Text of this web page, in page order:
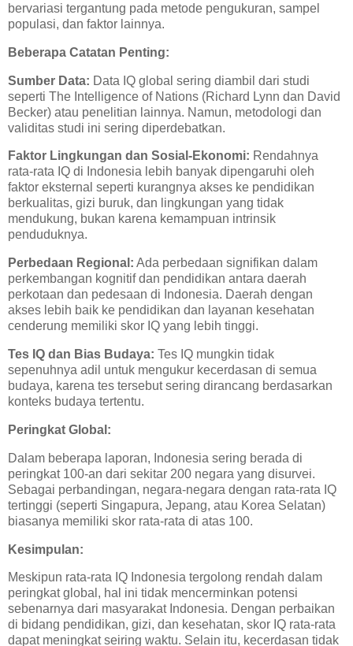
bervariasi tergantung pada metode pengukuran, sampel
populasi, dan faktor lainnya.
Beberapa Catatan Penting:
Sumber Data: Data IQ global sering diambil dari studi
seperti The Intelligence of Nations (Richard Lynn dan David
Becker) atau penelitian lainnya. Namun, metodologi dan
validitas studi ini sering diperdebatkan.
Faktor Lingkungan dan Sosial-Ekonomi: Rendahnya
rata-rata IQ di Indonesia lebih banyak dipengaruhi oleh
faktor eksternal seperti kurangnya akses ke pendidikan
berkualitas, gizi buruk, dan lingkungan yang tidak
mendukung, bukan karena kemampuan intrinsik
penduduknya.
Perbedaan Regional: Ada perbedaan signifikan dalam
perkembangan kognitif dan pendidikan antara daerah
perkotaan dan pedesaan di Indonesia. Daerah dengan
akses lebih baik ke pendidikan dan layanan kesehatan
cenderung memiliki skor IQ yang lebih tinggi.
Tes IQ dan Bias Budaya: Tes IQ mungkin tidak
sepenuhnya adil untuk mengukur kecerdasan di semua
budaya, karena tes tersebut sering dirancang berdasarkan
konteks budaya tertentu.
Peringkat Global:
Dalam beberapa laporan, Indonesia sering berada di
peringkat 100-an dari sekitar 200 negara yang disurvei.
Sebagai perbandingan, negara-negara dengan rata-rata IQ
tertinggi (seperti Singapura, Jepang, atau Korea Selatan)
biasanya memiliki skor rata-rata di atas 100.
Kesimpulan:
Meskipun rata-rata IQ Indonesia tergolong rendah dalam
peringkat global, hal ini tidak mencerminkan potensi
sebenarnya dari masyarakat Indonesia. Dengan perbaikan
di bidang pendidikan, gizi, dan kesehatan, skor IQ rata-rata
dapat meningkat seiring waktu. Selain itu, kecerdasan tidak